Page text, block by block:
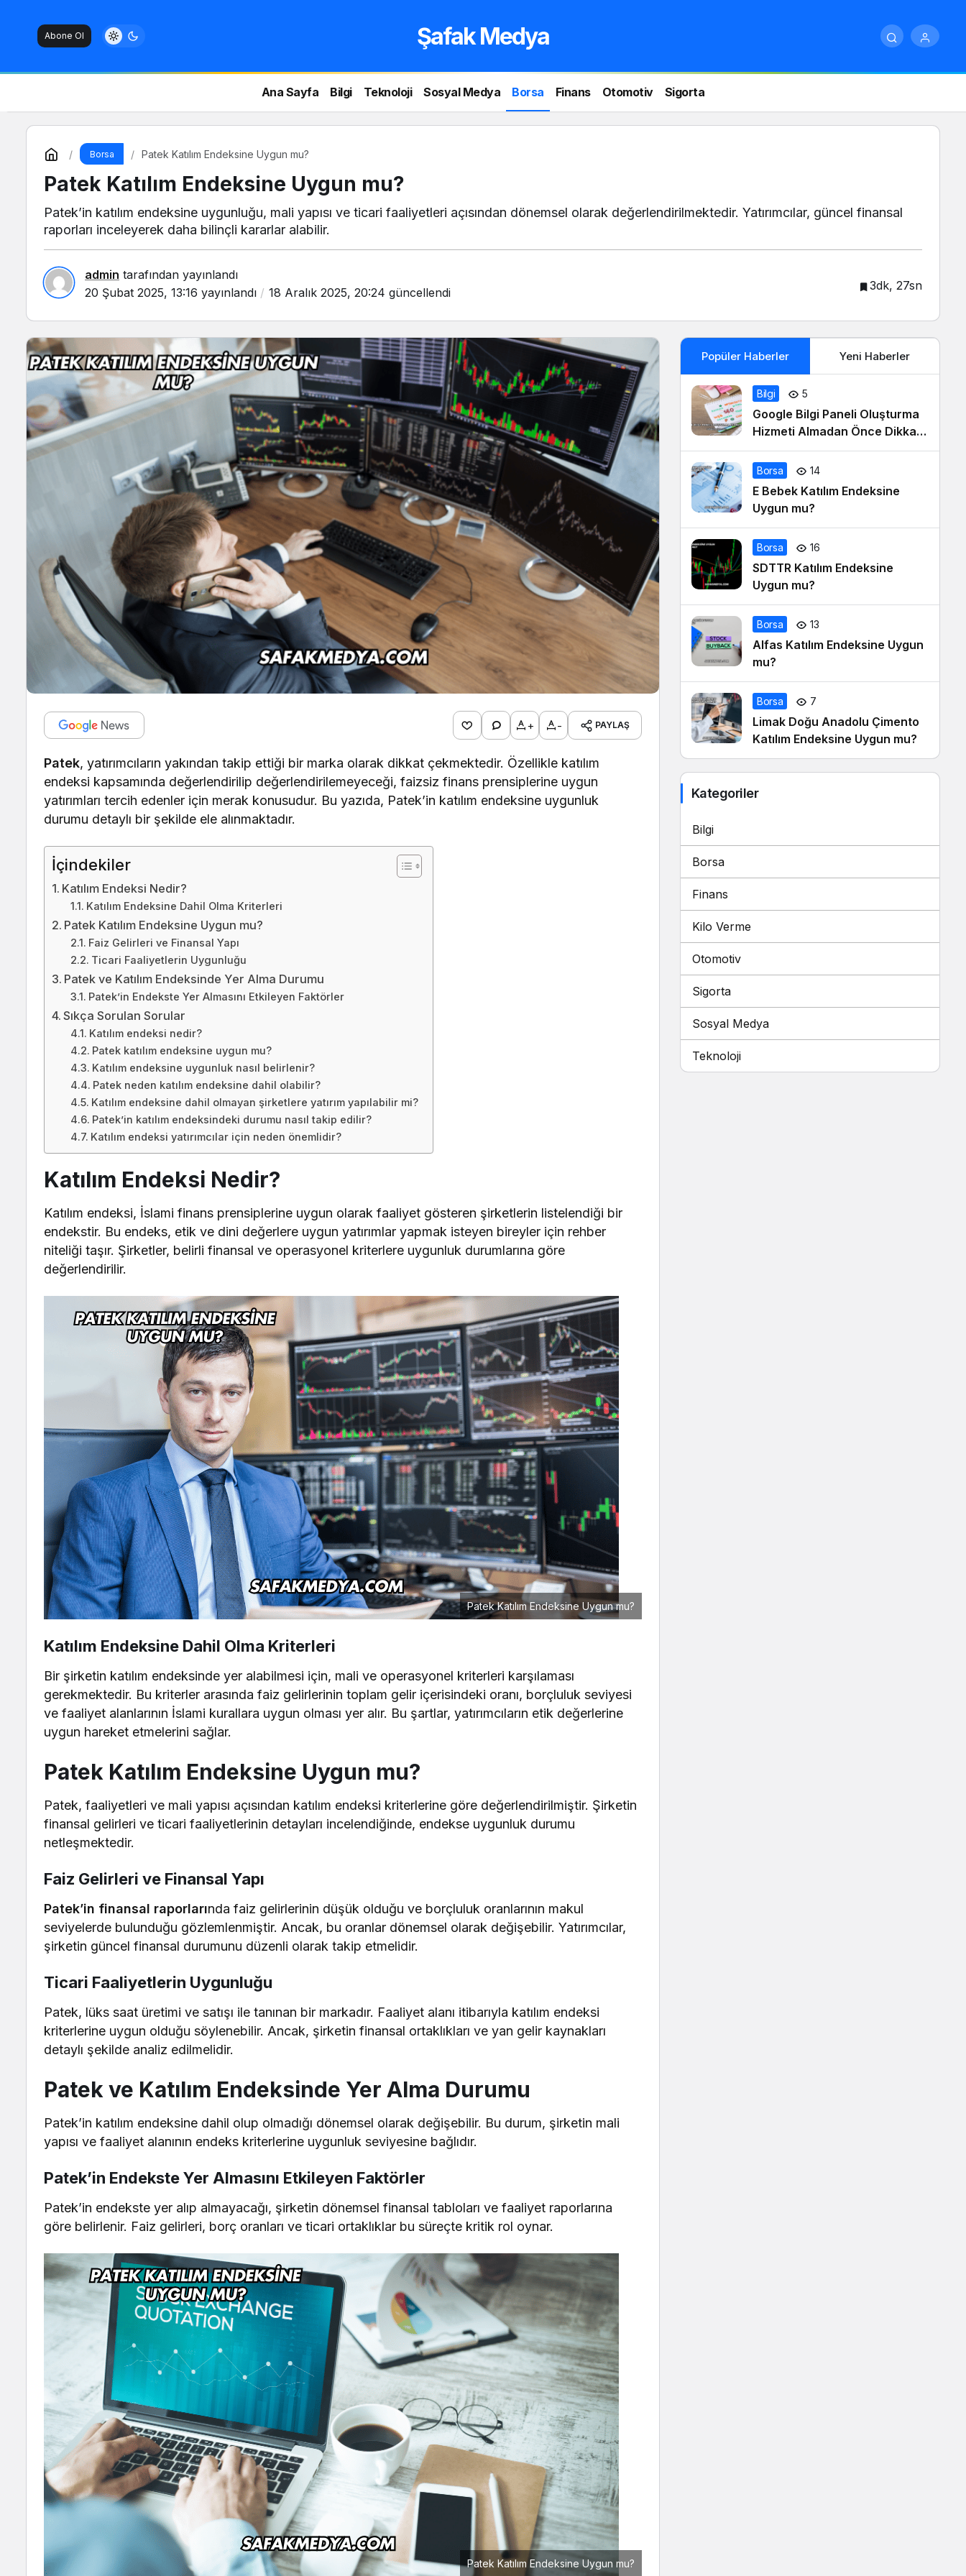
Abone Ol Şafak Medya
Ana Sayfa Bilgi Teknoloji Sosyal Medya Borsa Finans Otomotiv Sigorta
Borsa Patek Katılım Endeksine Uygun mu?
Patek Katılım Endeksine Uygun mu?
Patek’in katılım endeksine uygunluğu, mali yapısı ve ticari faaliyetleri açısından dönemsel olarak değerlendirilmektedir. Yatırımcılar, güncel finansal
raporları inceleyerek daha bilinçli kararlar alabilir.
admin tarafından yayınlandı
20 Şubat 2025, 13:16 yayınlandı 18 Aralık 2025, 20:24 güncellendi 3dk, 27sn
+ - PAYLAŞ
Patek, yatırımcıların yakından takip ettiği bir marka olarak dikkat çekmektedir. Özellikle katılım
endeksi kapsamında değerlendirilip değerlendirilemeyeceği, faizsiz finans prensiplerine uygun
yatırımları tercih edenler için merak konusudur. Bu yazıda, Patek’in katılım endeksine uygunluk
durumu detaylı bir şekilde ele alınmaktadır.
İçindekiler
Katılım Endeksi Nedir?
Katılım Endeksine Dahil Olma Kriterleri
Patek Katılım Endeksine Uygun mu?
Faiz Gelirleri ve Finansal Yapı
Ticari Faaliyetlerin Uygunluğu
Patek ve Katılım Endeksinde Yer Alma Durumu
Patek’in Endekste Yer Almasını Etkileyen Faktörler
Sıkça Sorulan Sorular
Katılım endeksi nedir?
Patek katılım endeksine uygun mu?
Katılım endeksine uygunluk nasıl belirlenir?
Patek neden katılım endeksine dahil olabilir?
Katılım endeksine dahil olmayan şirketlere yatırım yapılabilir mi?
Patek’in katılım endeksindeki durumu nasıl takip edilir?
Katılım endeksi yatırımcılar için neden önemlidir?
Katılım Endeksi Nedir?
Katılım endeksi, İslami finans prensiplerine uygun olarak faaliyet gösteren şirketlerin listelendiği bir
endekstir. Bu endeks, etik ve dini değerlere uygun yatırımlar yapmak isteyen bireyler için rehber
niteliği taşır. Şirketler, belirli finansal ve operasyonel kriterlere uygunluk durumlarına göre
değerlendirilir.
Patek Katılım Endeksine Uygun mu?
Katılım Endeksine Dahil Olma Kriterleri
Bir şirketin katılım endeksinde yer alabilmesi için, mali ve operasyonel kriterleri karşılaması
gerekmektedir. Bu kriterler arasında faiz gelirlerinin toplam gelir içerisindeki oranı, borçluluk seviyesi
ve faaliyet alanlarının İslami kurallara uygun olması yer alır. Bu şartlar, yatırımcıların etik değerlerine
uygun hareket etmelerini sağlar.
Patek Katılım Endeksine Uygun mu?
Patek, faaliyetleri ve mali yapısı açısından katılım endeksi kriterlerine göre değerlendirilmiştir. Şirketin
finansal gelirleri ve ticari faaliyetlerinin detayları incelendiğinde, endekse uygunluk durumu
netleşmektedir.
Faiz Gelirleri ve Finansal Yapı
Patek’in finansal raporlarında faiz gelirlerinin düşük olduğu ve borçluluk oranlarının makul
seviyelerde bulunduğu gözlemlenmiştir. Ancak, bu oranlar dönemsel olarak değişebilir. Yatırımcılar,
şirketin güncel finansal durumunu düzenli olarak takip etmelidir.
Ticari Faaliyetlerin Uygunluğu
Patek, lüks saat üretimi ve satışı ile tanınan bir markadır. Faaliyet alanı itibarıyla katılım endeksi
kriterlerine uygun olduğu söylenebilir. Ancak, şirketin finansal ortaklıkları ve yan gelir kaynakları
detaylı şekilde analiz edilmelidir.
Patek ve Katılım Endeksinde Yer Alma Durumu
Patek’in katılım endeksine dahil olup olmadığı dönemsel olarak değişebilir. Bu durum, şirketin mali
yapısı ve faaliyet alanının endeks kriterlerine uygunluk seviyesine bağlıdır.
Patek’in Endekste Yer Almasını Etkileyen Faktörler
Patek’in endekste yer alıp almayacağı, şirketin dönemsel finansal tabloları ve faaliyet raporlarına
göre belirlenir. Faiz gelirleri, borç oranları ve ticari ortaklıklar bu süreçte kritik rol oynar.
Patek Katılım Endeksine Uygun mu?
Popüler Haberler Yeni Haberler
Bilgi 5
Google Bilgi Paneli Oluşturma
Hizmeti Almadan Önce Dikkat
Edilmesi Gerekenler
Borsa 14
E Bebek Katılım Endeksine
Uygun mu?
Borsa 16
SDTTR Katılım Endeksine
Uygun mu?
Borsa 13
Alfas Katılım Endeksine Uygun
mu?
Borsa 7
Limak Doğu Anadolu Çimento
Katılım Endeksine Uygun mu?
Kategoriler
Bilgi
Borsa
Finans
Kilo Verme
Otomotiv
Sigorta
Sosyal Medya
Teknoloji